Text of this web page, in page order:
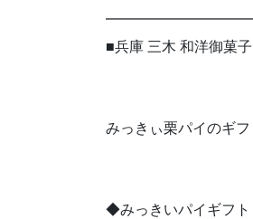
■兵庫 三木 和洋御菓子
みっきぃ栗パイのギフ
◆みっきいパイギフト